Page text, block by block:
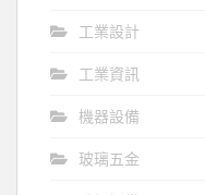
工業設計
工業資訊
機器設備
玻璃五金